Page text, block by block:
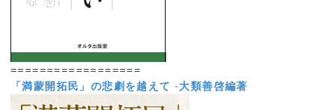
==================
「満蒙開拓民」の悲劇を越えて -大類善啓編著